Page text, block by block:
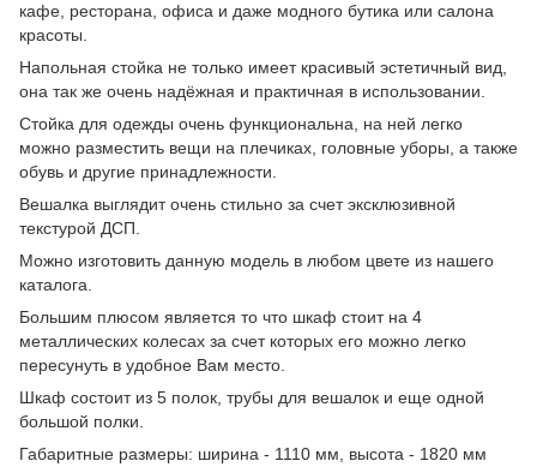
кафе, ресторана, офиса и даже модного бутика или салона
красоты.
Напольная стойка не только имеет красивый эстетичный вид,
она так же очень надёжная и практичная в использовании.
Стойка для одежды очень функциональна, на ней легко
можно разместить вещи на плечиках, головные уборы, а также
обувь и другие принадлежности.
Вешалка выглядит очень стильно за счет эксклюзивной
текстурой ДСП.
Можно изготовить данную модель в любом цвете из нашего
каталога.
Большим плюсом является то что шкаф стоит на 4
металлических колесах за счет которых его можно легко
пересунуть в удобное Вам место.
Шкаф состоит из 5 полок, трубы для вешалок и еще одной
большой полки.
Габаритные размеры: ширина - 1110 мм, высота - 1820 мм